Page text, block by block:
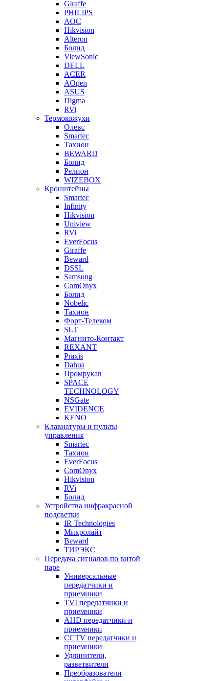
Giraffe
PHILIPS
AOC
Hikvision
Alteron
Болид
ViewSonic
DELL
ACER
AOpen
ASUS
Digma
RVi
Термокожухи
Олевс
Smartec
Тахион
BEWARD
Болид
Релион
WIZEBOX
Кронштейны
Smartec
Infinity
Hikvision
Uniview
RVi
EverFocus
Giraffe
Beward
DSSL
Samsung
ComOnyx
Болид
Nobelic
Тахион
Форт-Телеком
SLT
Магнито-Контакт
REXANT
Praxis
Dahua
Промрукав
SPACE
TECHNOLOGY
NSGate
EVIDENCE
KENO
Клавиатуры и пульты
управления
Smartec
Тахион
EverFocus
ComOnyx
Hikvision
RVi
Болид
Устройства инфракрасной
подсветки
IR Technologies
Микролайт
Beward
ТИРЭКС
Передача сигналов по витой
паре
Универсальные
передатчики и
приемники
TVI передатчики и
приемники
AHD передатчики и
приемники
CCTV передатчики и
приемники
Удлинители,
разветвители
Преобразователи